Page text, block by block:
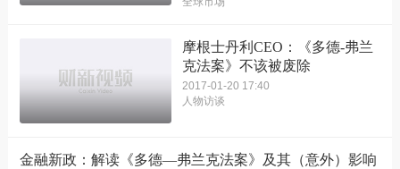
摩根士丹利CEO：《多德-弗兰
克法案》不该被废除
2017-01-20 17:40
人物访谈
金融新政：解读《多德—弗兰克法案》及其（意外）影响